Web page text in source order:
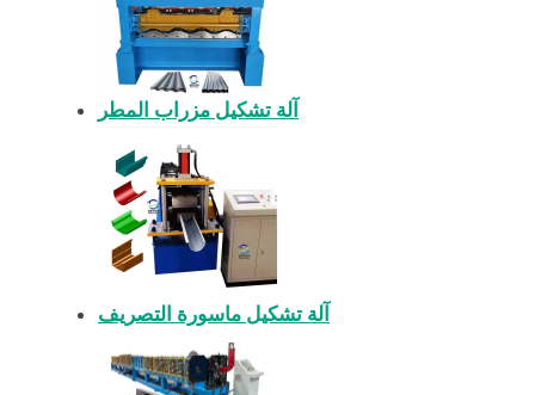
آلة تشكيل مزراب المطر
آلة تشكيل ماسورة التصريف